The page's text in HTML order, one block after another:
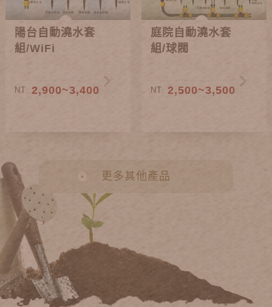
陽台自動澆水套
組/WiFi
NT. 2,900~3,400
庭院自動澆水套
組/球閥
NT. 2,500~3,500
更多其他產品